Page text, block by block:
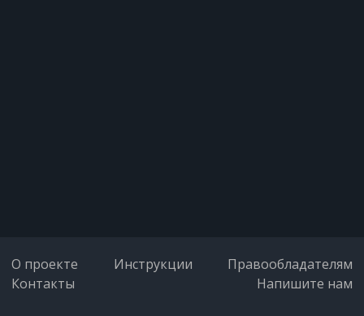
О проекте Инструкции
Правообладателям
Контакты
Напишите нам